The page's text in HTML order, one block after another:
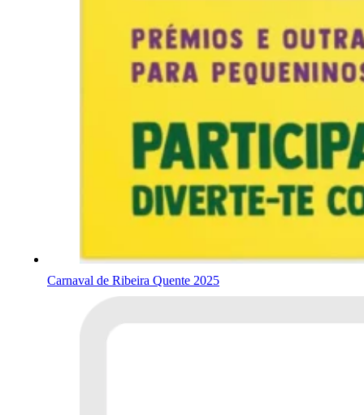
Carnaval de Ribeira Quente 2025